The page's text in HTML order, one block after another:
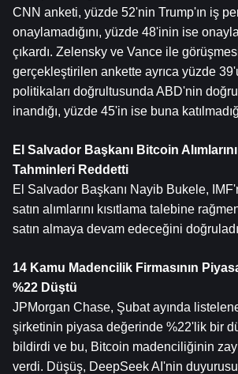
CNN anketi, yüzde 52'nin Trump'ın iş
onaylamadığını, yüzde 48'inin ise
çıkardı. Zelensky ve Vance ile
gerçekleştirilen ankette ayrıca yüzde
politikaları doğrultusunda ABD'nin
inandığı, yüzde 45'in ise buna
El Salvador Başkanı Bitcoin
Tahminleri Reddetti
El Salvador Başkanı Nayib Bukele,
satın alımlarını kısıtlama talebine
satın almaya devam edeceğini
14 Kamu Madencilik Firmasının
%22 Düştü
JPMorgan Chase, Şubat ayında
şirketinin piyasa değerinde %22'lik bir
bildirdi ve bu, Bitcoin madenciliğinin
verdi. Düşüş, DeepSeek AI'nin